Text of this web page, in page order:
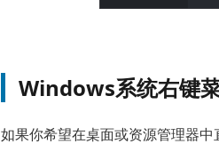
Windows系统右键
如果你希望在桌面或资源管理器中